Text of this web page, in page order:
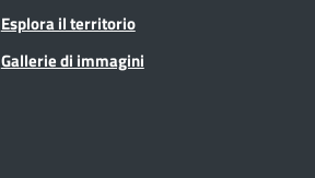
Esplora il territorio
Gallerie di immagini